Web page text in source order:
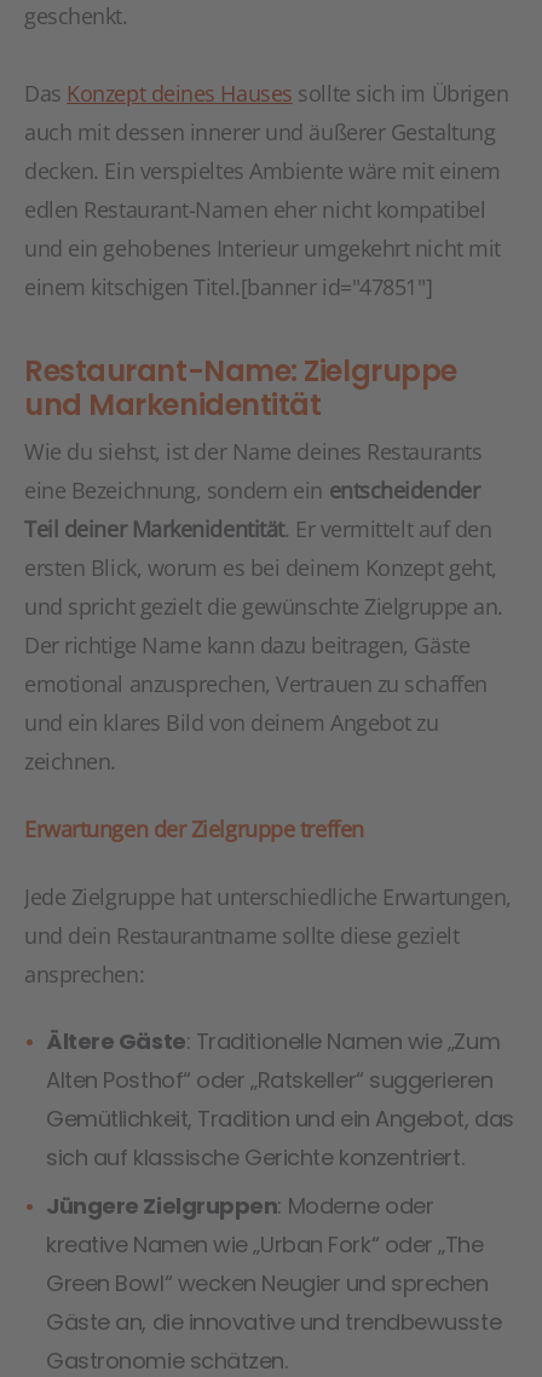
geschenkt.
Das Konzept deines Hauses sollte sich im Übrigen
auch mit dessen innerer und äußerer Gestaltung
decken. Ein verspieltes Ambiente wäre mit einem
edlen Restaurant-Namen eher nicht kompatibel
und ein gehobenes Interieur umgekehrt nicht mit
einem kitschigen Titel.[banner id="47851"]
Restaurant-Name: Zielgruppe
und Markenidentität
Wie du siehst, ist der Name deines Restaurants
eine Bezeichnung, sondern ein entscheidender
Teil deiner Markenidentität. Er vermittelt auf den
ersten Blick, worum es bei deinem Konzept geht,
und spricht gezielt die gewünschte Zielgruppe an.
Der richtige Name kann dazu beitragen, Gäste
emotional anzusprechen, Vertrauen zu schaffen
und ein klares Bild von deinem Angebot zu
zeichnen.
Erwartungen der Zielgruppe treffen
Jede Zielgruppe hat unterschiedliche Erwartungen,
und dein Restaurantname sollte diese gezielt
ansprechen:
Ältere Gäste: Traditionelle Namen wie „Zum
Alten Posthof“ oder „Ratskeller“ suggerieren
Gemütlichkeit, Tradition und ein Angebot, das
sich auf klassische Gerichte konzentriert.
Jüngere Zielgruppen: Moderne oder
kreative Namen wie „Urban Fork“ oder „The
Green Bowl“ wecken Neugier und sprechen
Gäste an, die innovative und trendbewusste
Gastronomie schätzen.